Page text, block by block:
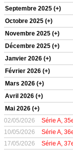
Septembre 2025 (+)
Octobre 2025 (+)
Novembre 2025 (+)
Décembre 2025 (+)
Janvier 2026 (+)
Février 2026 (+)
Mars 2026 (+)
Avril 2026 (+)
Mai 2026 (+)
02/05/2026 Série A,
10/05/2026
Série A,
17/05/2026
Série A,